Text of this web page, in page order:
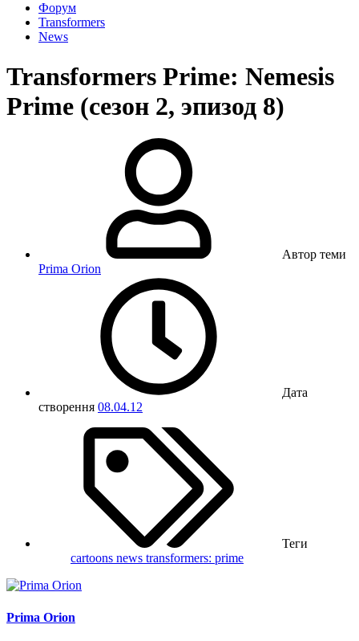
Форум
Transformers
News
Transformers Prime: Nemesis
Prime (сезон 2, эпизод 8)
Автор теми
Prima Orion
Дата
створення 08.04.12
Теги
cartoons news transformers: prime
Prima Orion